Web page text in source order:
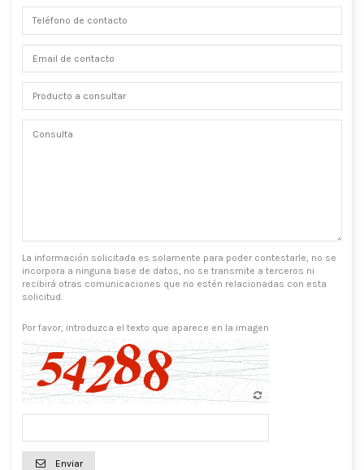
La información solicitada es solamente para poder contestarle, no se
incorpora a ninguna base de datos, no se transmite a terceros ni
recibirá otras comunicaciones que no estén relacionadas con esta
solicitud.
Por favor, introduzca el texto que aparece en la imagen
Enviar